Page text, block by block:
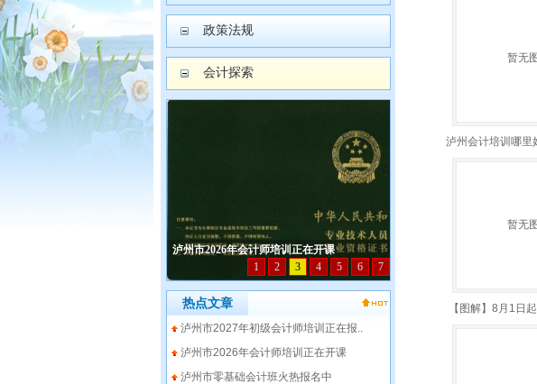
政策法规
会计探索
热点文章
泸州市2027年初级会计师培训正在报..
泸州市2026年会计师培训正在开课
泸州市零基础会计班火热报名中
暂无
泸州会计培训哪里
暂无
【图解】8月1日